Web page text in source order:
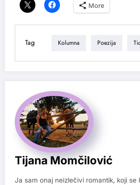
More
Tag Kolumna Poezija
Tijana Momčilović
Ja sam onaj neizlečivi romantik, koji se